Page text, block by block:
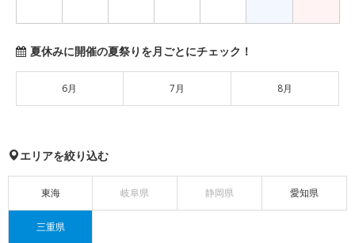
夏休みに開催の夏祭りを月ごとにチェック！
6月 7月 8月
エリアを絞り込む
東海 岐阜県 静岡県 愛知県
三重県